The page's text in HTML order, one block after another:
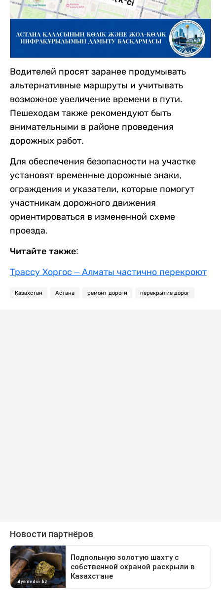
Водителей просят заранее продумывать
альтернативные маршруты и учитывать
возможное увеличение времени в пути.
Пешеходам также рекомендуют быть
внимательными в районе проведения
дорожных работ.
Для обеспечения безопасности на участке
установят временные дорожные знаки,
ограждения и указатели, которые помогут
участникам дорожного движения
ориентироваться в измененной схеме
проезда.
Читайте также:
Трассу Хоргос – Алматы частично перекроют
Казахстан Астана ремонт дороги перекрытие дорог